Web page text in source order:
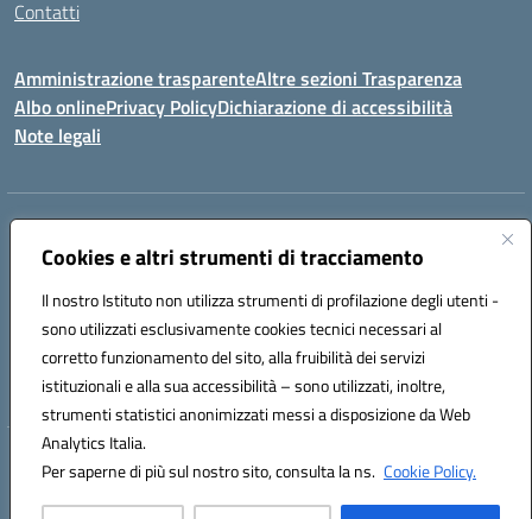
Cookies e altri strumenti di tracciamento
Il nostro Istituto non utilizza strumenti di profilazione degli utenti -
sono utilizzati esclusivamente cookies tecnici necessari al
corretto funzionamento del sito, alla fruibilità dei servizi
istituzionali e alla sua accessibilità – sono utilizzati, inoltre,
strumenti statistici anonimizzati messi a disposizione da Web
Analytics Italia.
Per saperne di più sul nostro sito, consulta la ns. Cookie Policy.
Contatti
Amministrazione trasparenteAltre sezioni Trasparenza
Albo onlinePrivacy PolicyDichiarazione di accessibilità
Note legali
Indirizzo:
Centralino:0923714186 Email:tpvc050004@istruzione.it
Codice fiscale: 91042910819
Codice meccanografico:
TPVC050004
Codice Indice delle Pubbliche Amministrazioni (IPA): istsc_tpvc050004
Hosting & Powered by 3D Solution S.r.l.
Concept & Design by Designers Italia